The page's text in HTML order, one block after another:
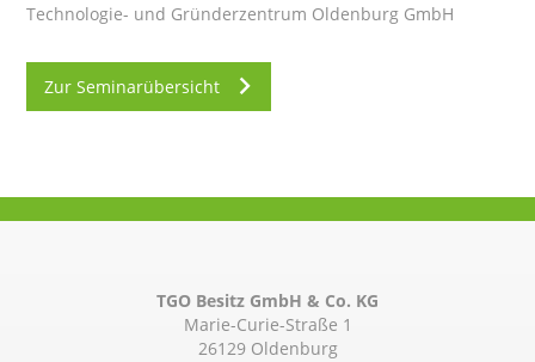
Technologie- und Gründerzentrum Oldenburg GmbH
Zur Seminarübersicht
TGO Besitz GmbH & Co. KG
Marie-Curie-Straße 1
26129 Oldenburg